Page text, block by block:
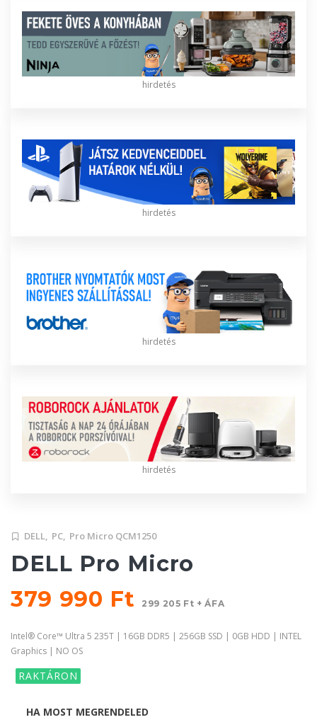
hirdetés
hirdetés
hirdetés
hirdetés
DELL, PC, Pro Micro QCM1250
DELL Pro Micro
379 990 Ft
299 205 Ft + ÁFA
Intel® Core™ Ultra 5 235T | 16GB DDR5 | 256GB SSD | 0GB HDD | INTEL
Graphics | NO OS
RAKTÁRON
HA MOST MEGRENDELED